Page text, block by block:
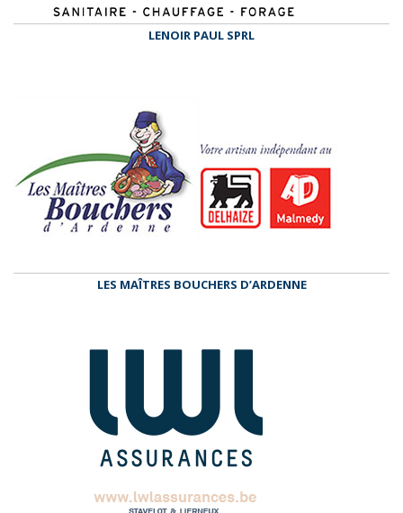
LENOIR PAUL SPRL
LES MAÎTRES BOUCHERS D’ARDENNE